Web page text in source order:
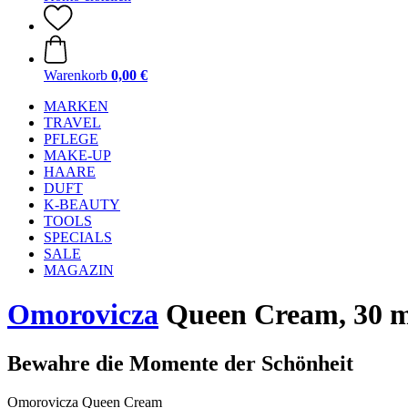
Warenkorb 0,00 €
MARKEN
TRAVEL
PFLEGE
MAKE-UP
HAARE
DUFT
K-BEAUTY
TOOLS
SPECIALS
SALE
MAGAZIN
Omorovicza Queen Cream, 30
Bewahre die Momente der Schönheit
Omorovicza Queen Cream